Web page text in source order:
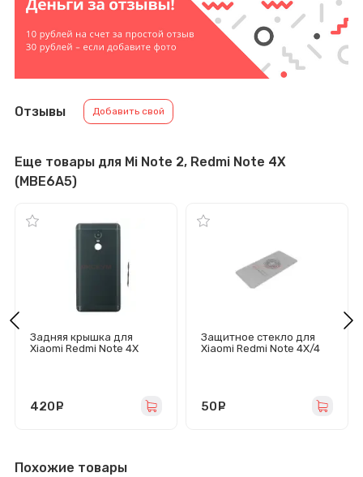
Отзывы Добавить свой
Еще товары для Mi Note 2, Redmi Note 4X
(MBE6A5)
Задняя крышка для
Xiaomi Redmi Note 4X
420
Защитное стекло для
Xiaomi Redmi Note 4X/4
50
Похожие товары